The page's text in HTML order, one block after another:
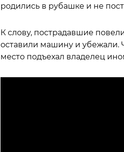
родились в рубашке и не
К слову, пострадавшие
оставили машину и убежали.
место подъехал владелец